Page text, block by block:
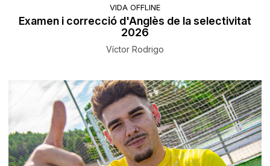
VIDA OFFLINE
Examen i correcció d'Anglès de la selectivitat
2026
Víctor Rodrigo